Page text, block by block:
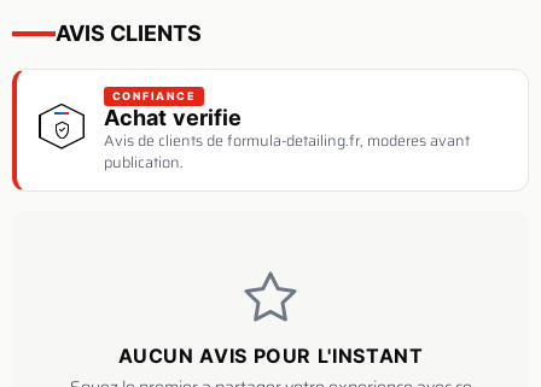
AVIS CLIENTS
CONFIANCE
Achat verifie
Avis de clients de formula-detailing.fr, moderes avant
publication.
AUCUN AVIS POUR L'INSTANT